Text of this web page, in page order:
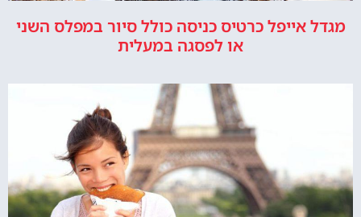
מגדל אייפל כרטיס כניסה כולל סיור במפלס השני
או לפסגה במעלית